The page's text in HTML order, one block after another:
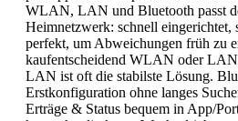
WLAN, LAN und Bluetooth passt
Heimnetzwerk: schnell eingerichtet,
perfekt, um Abweichungen früh zu
kaufentscheidend WLAN oder
LAN ist oft die stabilste Lösung.
Erstkonfiguration ohne langes
Erträge & Status bequem in App/